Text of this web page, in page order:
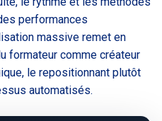
performances
massive remet en
formateur comme créateur
le repositionnant plutôt
automatisés.